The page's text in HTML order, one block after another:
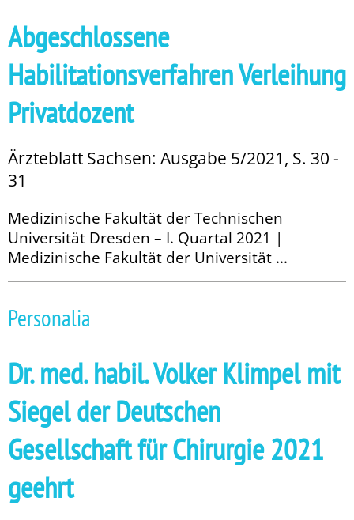
Abgeschlossene
Habilitationsverfahren Verleihung
Privatdozent
Ärzteblatt Sachsen: Ausgabe 5/2021, S. 30 -
31
Medizinische Fakultät der Technischen
Universität Dresden – I. Quartal 2021 |
Medizinische Fakultät der Universität ...
Personalia
Dr. med. habil. Volker Klimpel mit
Siegel der Deutschen
Gesellschaft für Chirurgie 2021
geehrt